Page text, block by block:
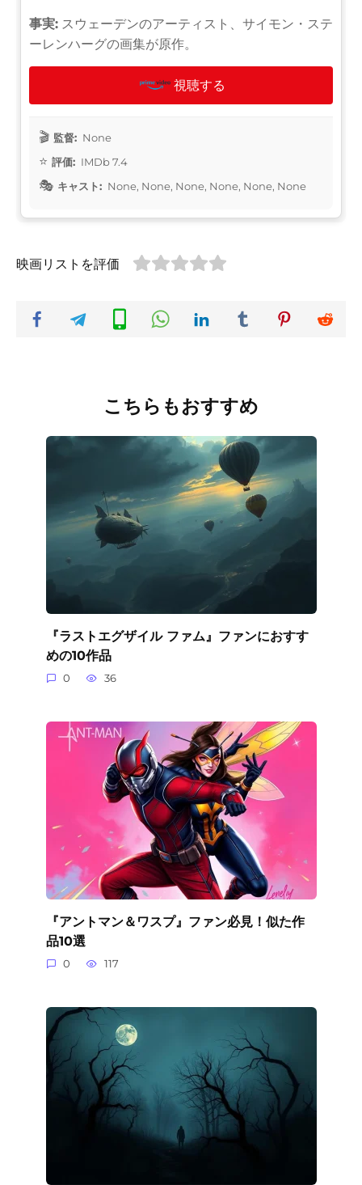
事実: スウェーデンのアーティスト、サイモン・ステ
ーレンハーグの画集が原作。
視聴する
監督: None
評価: IMDb 7.4
キャスト: None, None, None, None, None, None
映画リストを評価
こちらもおすすめ
『ラストエグザイル ファム』ファンにおすす
めの10作品
0 36
『アントマン＆ワスプ』ファン必見！似た作
品10選
0 117